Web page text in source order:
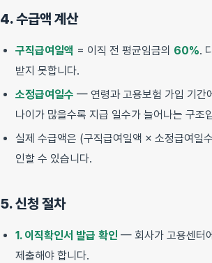
4. 수급액 계산
구직급여일액 = 이직 전 평균임금의 60%.
받지 못합니다.
소정급여일수 — 연령과 고용보험 가입 기간
나이가 많을수록 지급 일수가 늘어나는 구조
실제 수급액은 (구직급여일액 × 소정급여일
인할 수 있습니다.
5. 신청 절차
1. 이직확인서 발급 확인 — 회사가 고용센터
제출해야 합니다.